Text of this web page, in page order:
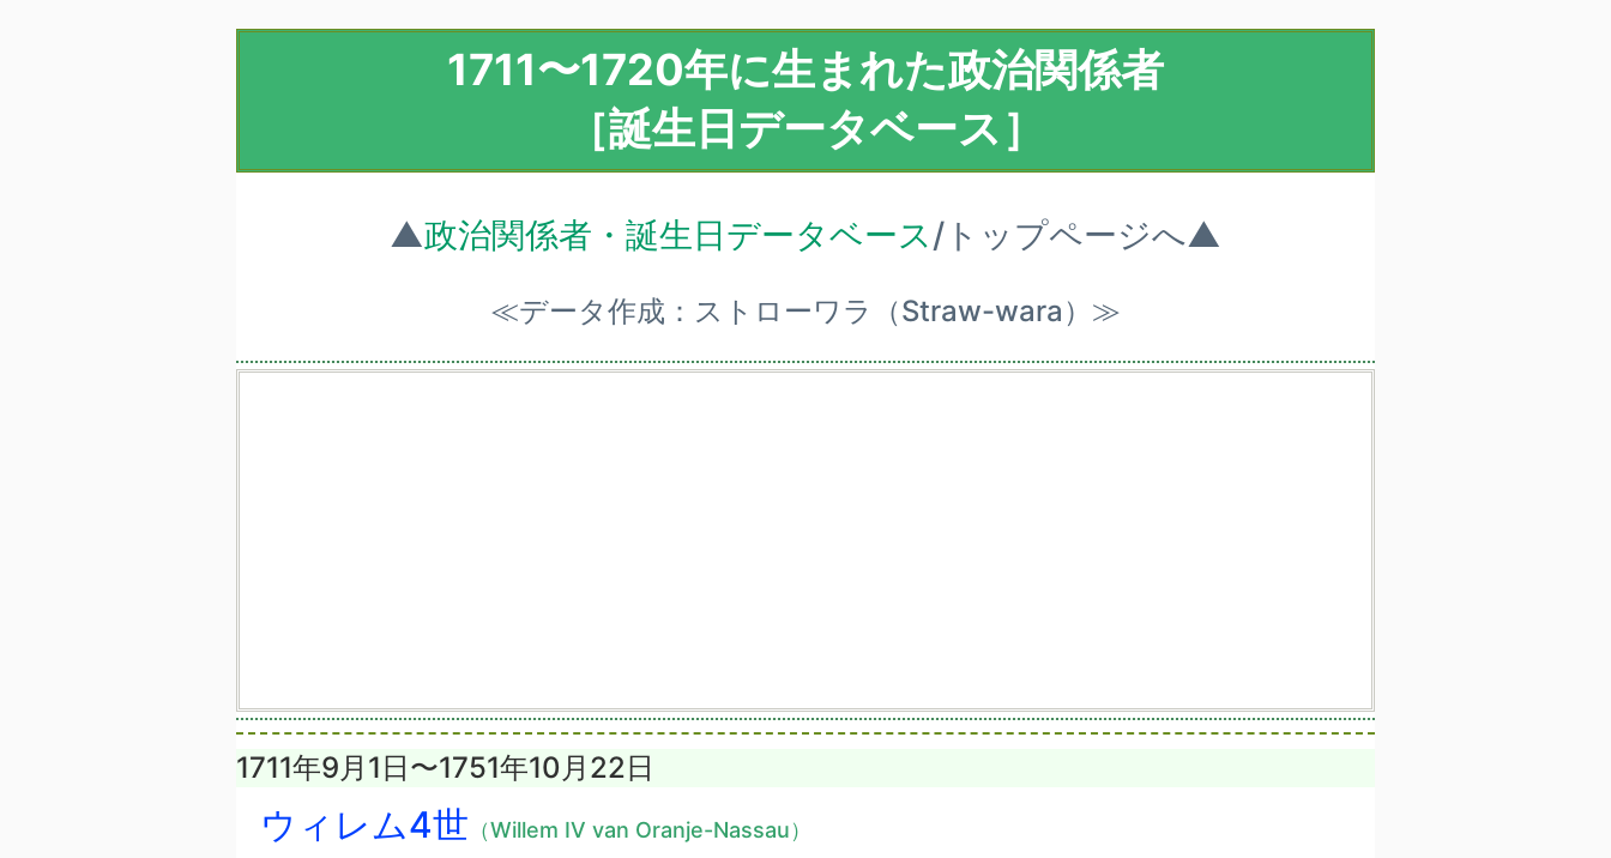
1711〜1720年に生まれた政治関係者
［誕生日データベース］
▲政治関係者・誕生日データベース/トップページへ▲
≪データ作成：ストローワラ（Straw-wara）≫
1711年9月1日〜1751年10月22日
ウィレム4世 （Willem IV van Oranje-Nassau）